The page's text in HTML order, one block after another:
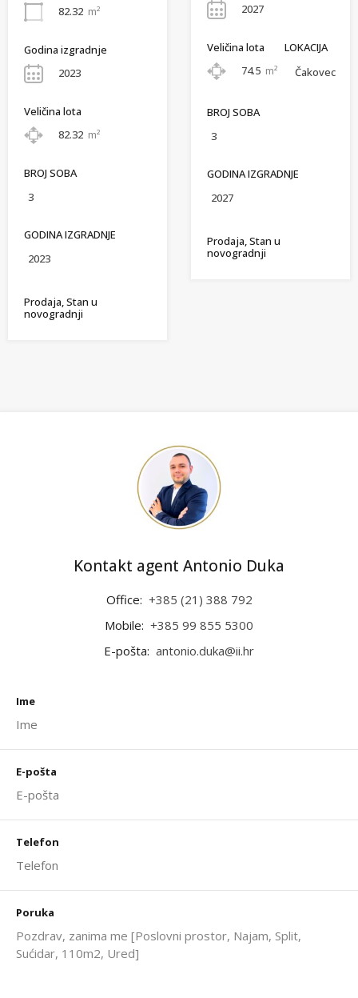
82.32 m²
Godina izgradnje
2023
Veličina lota
82.32 m²
BROJ SOBA
3
GODINA IZGRADNJE
2023
Prodaja, Stan u
novogradnji
2027
Veličina lota
74.5 m²
LOKACIJA
Čakovec
BROJ SOBA
3
GODINA IZGRADNJE
2027
Prodaja, Stan u
novogradnji
Kontakt agent Antonio Duka
Office: +385 (21) 388 792
Mobile: +385 99 855 5300
E-pošta: antonio.duka@ii.hr
Ime
E-pošta
Telefon
Poruka